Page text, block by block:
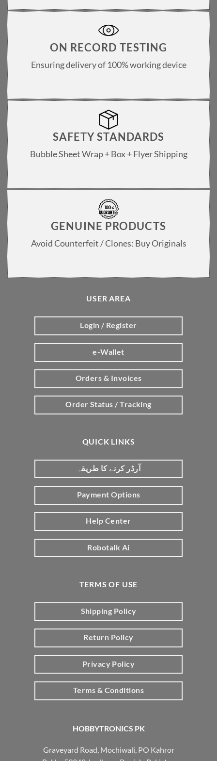
ON RECORD TESTING
Ensuring delivery of 100% working device
SAFETY STANDARDS
Bubble Sheet Wrap + Box + Flyer Shipping
GENUINE PRODUCTS
Avoid Counterfeit / Clones: Buy Originals
HOBBYTRONICS PK
Graveyard Road, Mochiwali, PO Kahror
USER AREA
Login / Register
e-Wallet
Orders & Invoices
Order Status / Tracking
QUICK LINKS
آرڈر کرنے کا طریقہ
Payment Options
Help Center
Robotalk Ai
TERMS OF USE
Shipping Policy
Return Policy
Privacy Policy
Terms & Conditions